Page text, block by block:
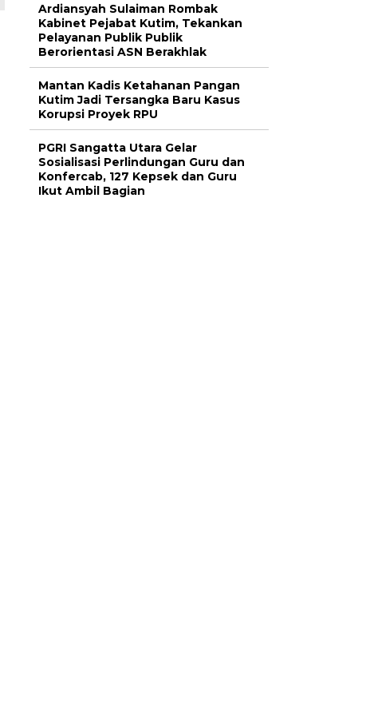
Ardiansyah Sulaiman Rombak
Kabinet Pejabat Kutim, Tekankan
Pelayanan Publik Publik
Berorientasi ASN Berakhlak
Mantan Kadis Ketahanan Pangan
Kutim Jadi Tersangka Baru Kasus
Korupsi Proyek RPU
PGRI Sangatta Utara Gelar
Sosialisasi Perlindungan Guru dan
Konfercab, 127 Kepsek dan Guru
Ikut Ambil Bagian